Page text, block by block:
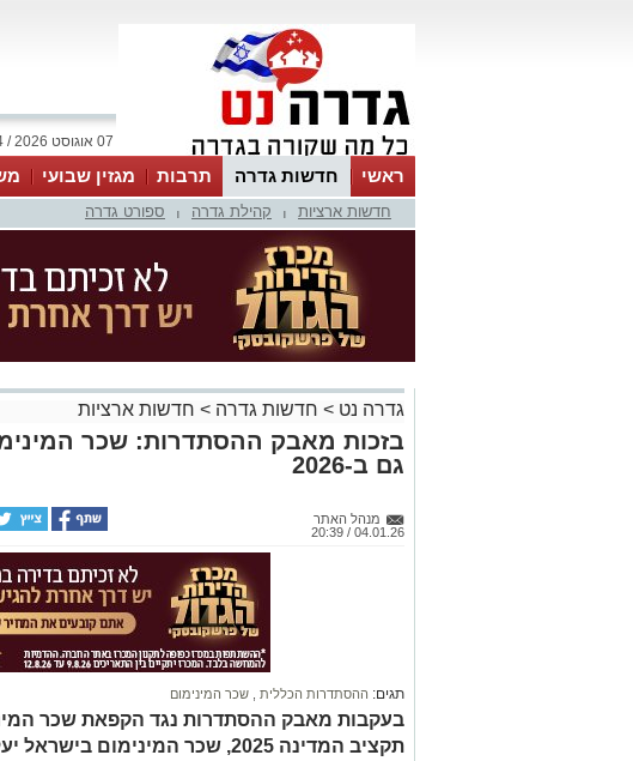
07 אוגוסט 2026 / 07:44
ראשי חדשות גדרה תרבות מגזין שבועי
חדשות ארציות קהילת גדרה ספורט גדרה
גדרה נט > חדשות גדרה > חדשות ארציות
בזכות מאבק ההסתדרות: שכר
גם ב-2026
מנהל האתר
04.01.26 / 20:39
תגים: ההסתדרות הכללית שכר המינימום
בעקבות מאבק ההסתדרות נגד הקפאת שכר
תקציב המדינה 2025, שכר המינימום